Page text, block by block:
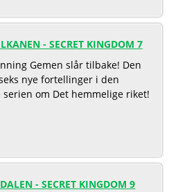
- SECRET KINGDOM 7
Gemen slår tilbake! Den
nye fortellinger i den
om Det hemmelige riket!
- SECRET KINGDOM 9